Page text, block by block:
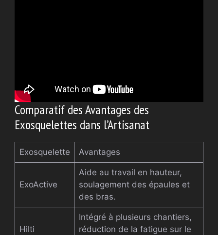
Comparatif des Avantages des
Exosquelettes dans l’Artisanat
Exosquelette Avantages
ExoActive
Aide au travail en hauteur,
soulagement des épaules et
des bras.
Hilti
Intégré à plusieurs chantiers,
réduction de la fatigue sur le